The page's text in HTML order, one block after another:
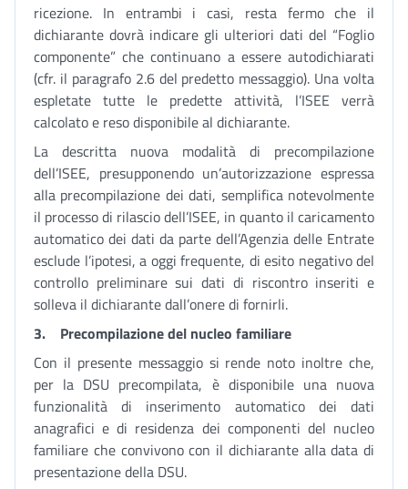
ricezione. In entrambi i casi, resta fermo che il
dichiarante dovrà indicare gli ulteriori dati del “Foglio
componente” che continuano a essere autodichiarati
(cfr. il paragrafo 2.6 del predetto messaggio). Una volta
espletate tutte le predette attività, l’ISEE verrà
calcolato e reso disponibile al dichiarante.
La descritta nuova modalità di precompilazione
dell’ISEE, presupponendo un’autorizzazione espressa
alla precompilazione dei dati, semplifica notevolmente
il processo di rilascio dell’ISEE, in quanto il caricamento
automatico dei dati da parte dell’Agenzia delle Entrate
esclude l’ipotesi, a oggi frequente, di esito negativo del
controllo preliminare sui dati di riscontro inseriti e
solleva il dichiarante dall’onere di fornirli.
3. Precompilazione del nucleo familiare
Con il presente messaggio si rende noto inoltre che,
per la DSU precompilata, è disponibile una nuova
funzionalità di inserimento automatico dei dati
anagrafici e di residenza dei componenti del nucleo
familiare che convivono con il dichiarante alla data di
presentazione della DSU.